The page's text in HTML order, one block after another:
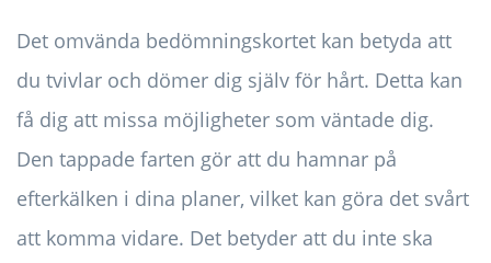
Det omvända bedömningskortet kan betyda att
du tvivlar och dömer dig själv för hårt. Detta kan
få dig att missa möjligheter som väntade dig.
Den tappade farten gör att du hamnar på
efterkälken i dina planer, vilket kan göra det svårt
att komma vidare. Det betyder att du inte ska